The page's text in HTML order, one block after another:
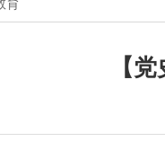
育
【